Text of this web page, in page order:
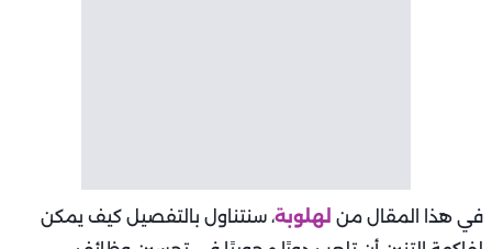
في هذا المقال من لهلوبة، سنتناول بالتفصيل كيف يمكن